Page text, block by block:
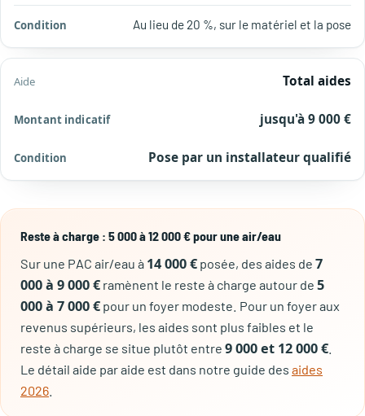
Au lieu de 20 %, sur le matériel et la pose
Total aides
jusqu'à 9 000 €
Pose par un installateur qualifié
Reste à charge : 5 000 à 12 000 € pour une air/eau
Sur une PAC air/eau à 14 000 € posée, des aides de 7
000 à 9 000 € ramènent le reste à charge autour de 5
000 à 7 000 € pour un foyer modeste. Pour un foyer aux
revenus supérieurs, les aides sont plus faibles et le
reste à charge se situe plutôt entre 9 000 et 12 000 €
Le détail aide par aide est dans notre guide des aides
2026